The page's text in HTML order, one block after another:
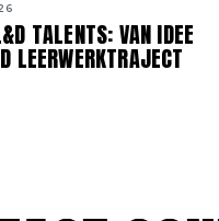
TALENTS: VAN IDEE
LEERWERKTRAJECT